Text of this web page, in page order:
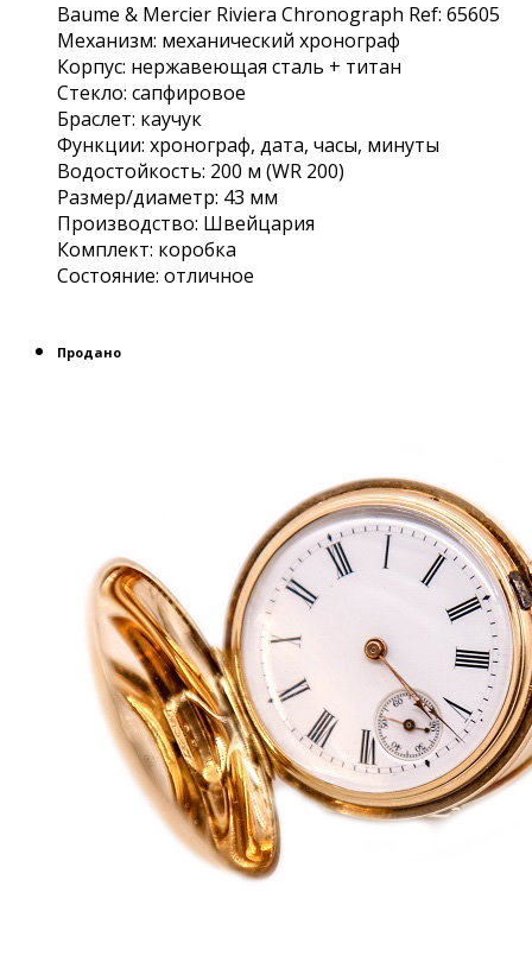
Baume & Mercier Riviera Chronograph Ref: 65605
Механизм: механический хронограф
Корпус: нержавеющая сталь + титан
Стекло: сапфировое
Браслет: каучук
Функции: хронограф, дата, часы, минуты
Водостойкость: 200 м (WR 200)
Размер/диаметр: 43 мм
Производство: Швейцария
Комплект: коробка
Состояние: отличное
Продано